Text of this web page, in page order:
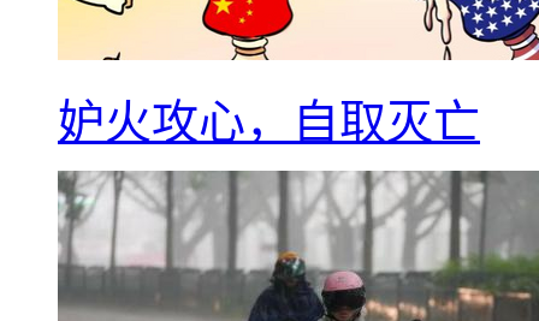
妒火攻心，自取灭亡